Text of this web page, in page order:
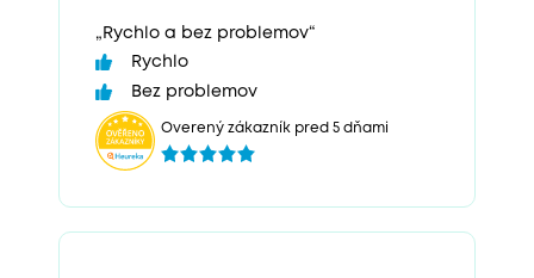
„Rychlo a bez problemov“
Rychlo
Bez problemov
Overený zákazník pred 5 dňami